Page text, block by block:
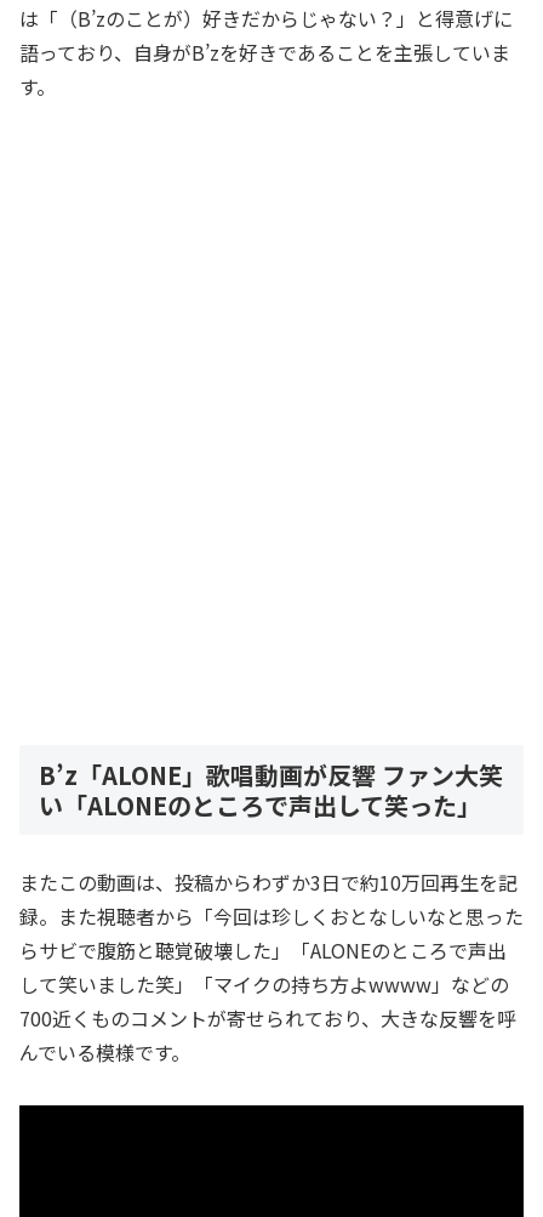
は「（B’zのことが）好きだからじゃない？」と得意げに
語っており、自身がB’zを好きであることを主張していま
す。
B’z「ALONE」歌唱動画が反響 ファン大笑
い「ALONEのところで声出して笑った」
またこの動画は、投稿からわずか3日で約10万回再生を記
録。また視聴者から「今回は珍しくおとなしいなと思った
らサビで腹筋と聴覚破壊した」「ALONEのところで声出
して笑いました笑」「マイクの持ち方よwwww」などの
700近くものコメントが寄せられており、大きな反響を呼
んでいる模様です。